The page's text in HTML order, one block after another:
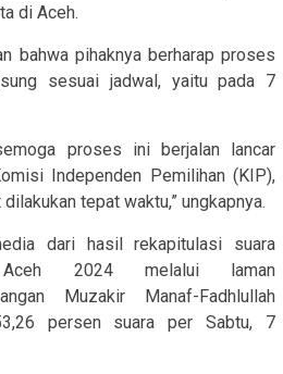
di Aceh.
bahwa pihaknya berharap proses
sesuai jadwal, yaitu pada 7
proses ini berjalan lancar
Independen Pemilihan (KIP),
tepat waktu,” ungkapnya.
dari hasil rekapitulasi suara
2024 melalui laman
Muzakir Manaf-Fadhlullah
persen suara per Sabtu, 7